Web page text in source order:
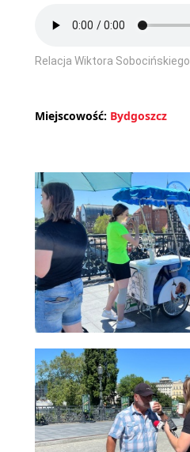
Relacja Wiktora Sobocińskiego
Miejscowość: Bydgoszcz